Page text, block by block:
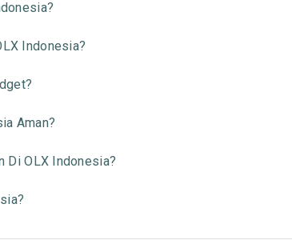
Indonesia?
Aman?
Di OLX Indonesia?